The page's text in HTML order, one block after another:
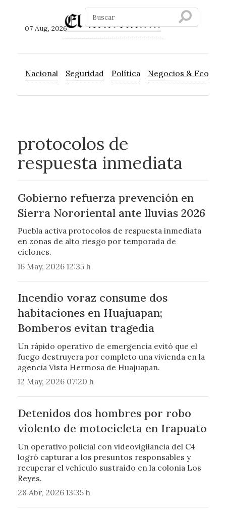
07 Aug, 2026
Nacional Seguridad Política Negocios &
protocolos de
respuesta inmediata
Gobierno refuerza prevención en
Sierra Nororiental ante lluvias 2026
Puebla activa protocolos de respuesta inmediata
en zonas de alto riesgo por temporada de
ciclones.
16 May, 2026 12:35 h
Incendio voraz consume dos
habitaciones en Huajuapan;
Bomberos evitan tragedia
Un rápido operativo de emergencia evitó que el
fuego destruyera por completo una vivienda en la
agencia Vista Hermosa de Huajuapan.
12 May, 2026 07:20 h
Detenidos dos hombres por robo
violento de motocicleta en Irapuato
Un operativo policial con videovigilancia del C4
logró capturar a los presuntos responsables y
recuperar el vehículo sustraído en la colonia Los
Reyes.
28 Abr, 2026 13:35 h